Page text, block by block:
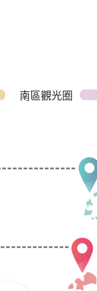
南區觀光圈